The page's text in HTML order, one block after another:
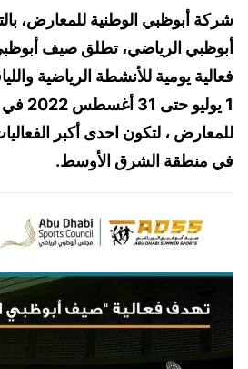
شركة أبوظبي الوطنية للمعارض،
أبوظبي الرياضي، تطلق صيف
فعالية يومية للأنشطة الرياضية
1
للمعارض ، لتكون احدى أكبر
في منطقة الشرق الأوسط.